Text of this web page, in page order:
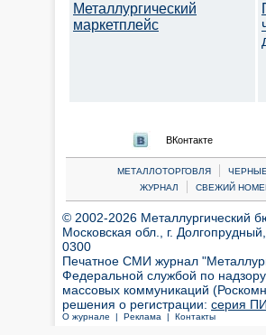
Металлургический
маркетплейс
ВКонтакте
МЕТАЛЛОТОРГОВЛЯ |
ЖУРНАЛ
| СВЕЖИЙ
© 2002-2026 Металлургический
Московская обл., г.
0300
Печатное СМИ журнал
Федеральной службой по
массовых коммуникаций
решения о регистрации: серия
О журнале | Реклама | Контакты